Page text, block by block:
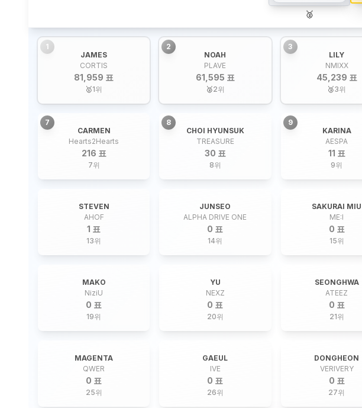
🥈
1
JAMES
CORTIS
81,959 표
🥇1위
2
NOAH
PLAVE
61,595 표
🥈2위
3
LILY
NMIXX
45,239 표
🥉3위
7
CARMEN
Hearts2Hearts
216 표
7위
8
CHOI HYUNSUK
TREASURE
30 표
8위
9
KARINA
AESPA
11 표
9위
STEVEN
AHOF
1 표
13위
JUNSEO
ALPHA DRIVE ONE
0 표
14위
SAKURAI MIU
ME:I
0 표
15위
MAKO
NiziU
0 표
19위
YU
NEXZ
0 표
20위
SEONGHWA
ATEEZ
0 표
21위
MAGENTA
QWER
0 표
25위
GAEUL
IVE
0 표
26위
DONGHEON
VERIVERY
0 표
27위